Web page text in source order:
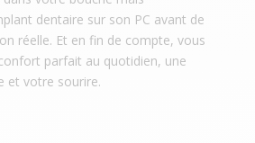
dentaire sur son PC avant de
réelle. Et en fin de compte, vous
parfait au quotidien, une
et votre sourire.